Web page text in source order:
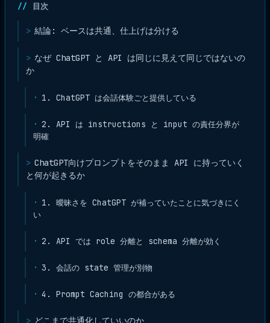
目次
結論: ベースは共通、仕上げは分ける
なぜ ChatGPT と API は同じに見えて同じではないの
か
1. ChatGPT は会話体験ごと提供している
2. API は instructions と input の責任分界が
明確
ChatGPT向けプロンプトをそのまま API に持っていく
と何が起きるか
1. 曖昧さを ChatGPT が補っていたことに気づきにく
い
2. API では role 分離と schema 分離が効く
3. 会話の state 管理が別物
4. Prompt Caching の都合がある
どこまで共通化していいのか